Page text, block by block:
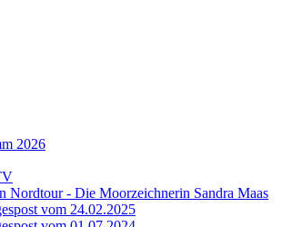
2026
Nordtour - Die Moorzeichnerin Sandra Maas
vom 24.02.2025